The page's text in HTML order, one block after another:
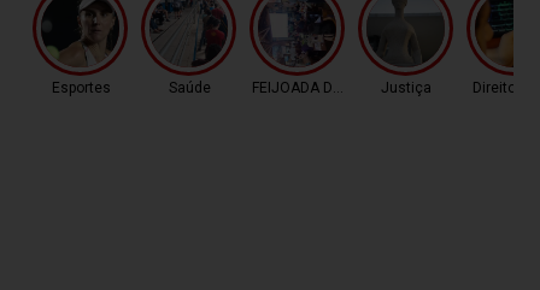
Esportes Saúde FEIJOADA DA PROPAGAN
Justiça Direitos